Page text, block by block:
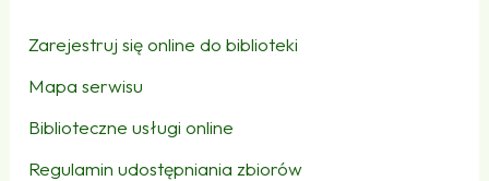
Zarejestruj się online do biblioteki
Mapa serwisu
Biblioteczne usługi online
Regulamin udostępniania zbiorów